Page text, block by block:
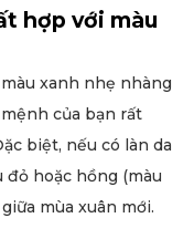
hợp với màu
xanh nhẹ nhàng
của bạn rất
biệt, nếu có làn da
hoặc hồng (màu
mùa xuân mới.